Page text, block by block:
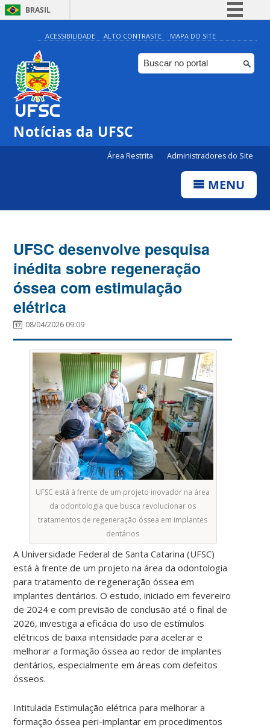
BRASIL
Simplifique!
Comunica BR
Participe
ACESSIBILIDADE ALTO CONTRASTE MAPA DO SITE
Notícias da UFSC
Área Restrita Administradores do Site
MENU
UFSC desenvolve pesquisa
inédita sobre regeneração
óssea com estimulação
elétrica
08/04/2026 09:09
UFSC está à frente de um projeto inovador na área
da odontologia que busca revolucionar os
tratamentos de regeneração óssea em implantes
dentários
A Universidade Federal de Santa Catarina (UFSC)
está à frente de um projeto na área da odontologia
para tratamento de regeneração óssea em
implantes dentários.O estudo, iniciado em fevereiro
de 2024 e com previsão de conclusão até o final de
2026, investiga a eficácia do uso de estímulos
elétricos de baixa intensidade para acelerar e
melhorar a formação óssea ao redor de implantes
dentários, especialmente em áreas com defeitos
ósseos.
Intitulada Estimulação elétrica para melhorar a
formação óssea peri-implantar em procedimentos